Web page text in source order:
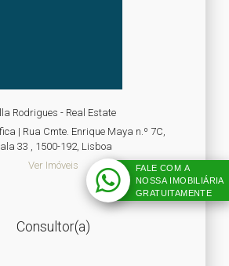
Rodrigues - Real Estate
| Rua Cmte. Enrique Maya n.º 7C,
33 , 1500-192, Lisboa
Ver Imóveis
Consultor(a)
FALE COM A
NOSSA IMOBILIÁRIA
GRATUITAMENTE